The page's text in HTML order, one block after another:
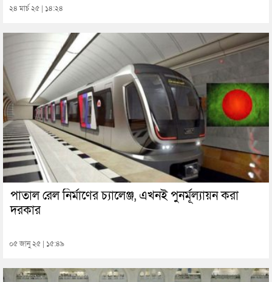
২৪ মার্চ ২৫ | ১৪:২৪
পাতাল রেল নির্মাণের চ্যালেঞ্জ, এখনই পুনর্মূল্যায়ন করা
দরকার
০৫ জানু ২৫ | ১৫:৪৯